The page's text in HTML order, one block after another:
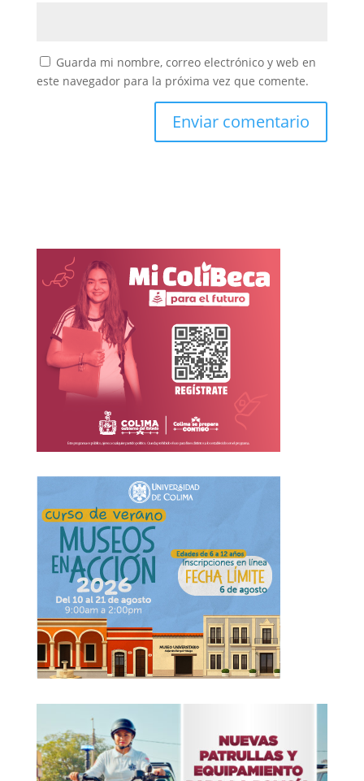
Guarda mi nombre, correo electrónico y web en
este navegador para la próxima vez que comente.